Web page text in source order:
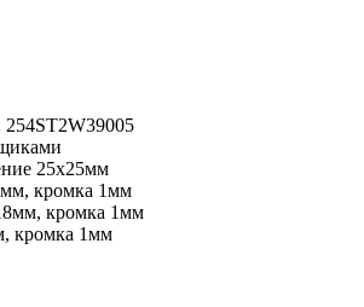
254ST2W39005
25х25мм
кромка 1мм
кромка 1мм
кромка 1мм